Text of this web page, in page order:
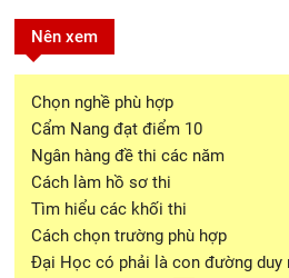
Nên xem
Chọn nghề phù hợp
Cẩm Nang đạt điểm 10
Ngân hàng đề thi các năm
Cách làm hồ sơ thi
Tìm hiểu các khối thi
Cách chọn trường phù hợp
Đại Học có phải là con đường duy